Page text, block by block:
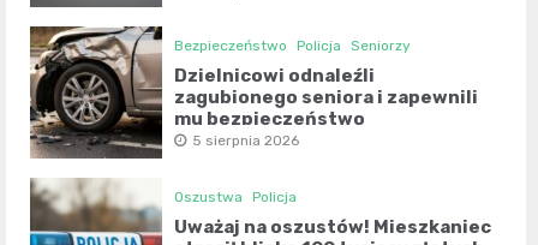
Bezpieczeństwo Policja Seniorzy
Dzielnicowi odnaleźli
zagubionego seniora i zapewnili
mu bezpieczeństwo
5 sierpnia 2026
Oszustwa Policja
Uważaj na oszustów! Mieszkaniec